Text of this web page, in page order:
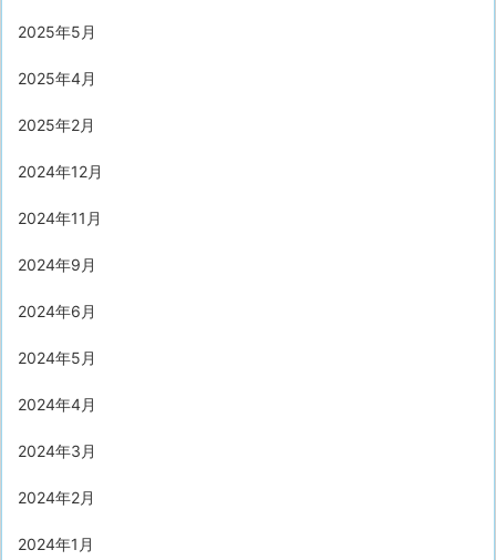
2025年5月
2025年4月
2025年2月
2024年12月
2024年11月
2024年9月
2024年6月
2024年5月
2024年4月
2024年3月
2024年2月
2024年1月